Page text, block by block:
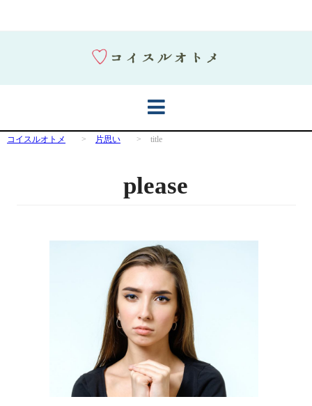
コイスルオトメ > 片思い > title
please